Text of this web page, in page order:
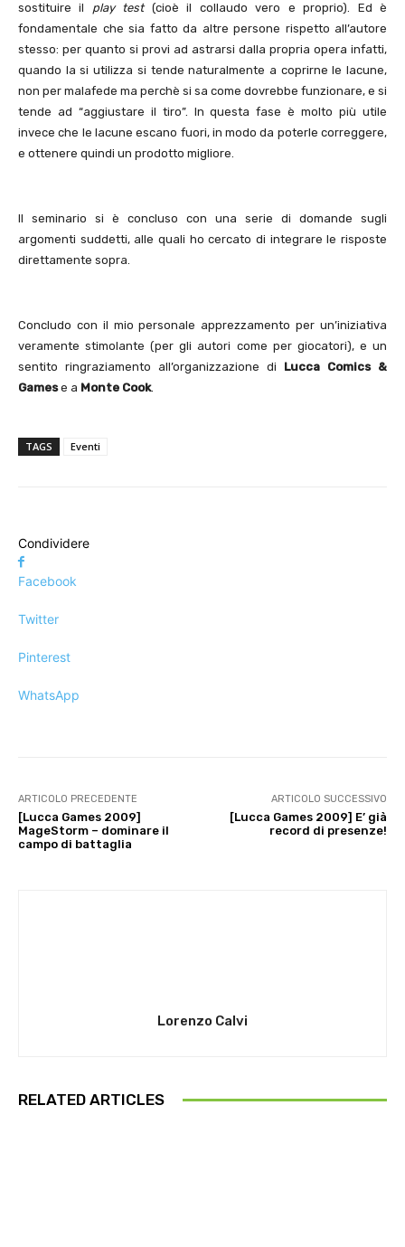
sostituire il play test (cioè il collaudo vero e proprio). Ed è
fondamentale che sia fatto da altre persone rispetto all’autore
stesso: per quanto si provi ad astrarsi dalla propria opera infatti,
quando la si utilizza si tende naturalmente a coprirne le lacune,
non per malafede ma perchè si sa come dovrebbe funzionare, e si
tende ad “aggiustare il tiro”. In questa fase è molto più utile
invece che le lacune escano fuori, in modo da poterle correggere,
e ottenere quindi un prodotto migliore.
Il seminario si è concluso con una serie di domande sugli
argomenti suddetti, alle quali ho cercato di integrare le risposte
direttamente sopra.
Concludo con il mio personale apprezzamento per un’iniziativa
veramente stimolante (per gli autori come per giocatori), e un
sentito ringraziamento all’organizzazione di Lucca Comics &
Gamese a Monte Cook.
TAGS Eventi
Condividere
Facebook
Twitter
Pinterest
WhatsApp
ARTICOLO PRECEDENTE
[Lucca Games 2009]
MageStorm – dominare il
campo di battaglia
ARTICOLO SUCCESSIVO
[Lucca Games 2009] E’ già
record di presenze!
Lorenzo Calvi
RELATED ARTICLES